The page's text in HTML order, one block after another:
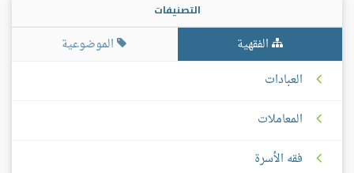
التصنيفات
الفقهية
الموضوعية
العبادات
المعاملات
فقه الأسرة